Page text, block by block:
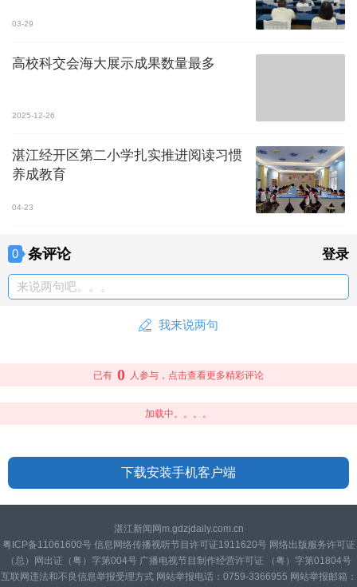
03-29
高校科交会海大展示成果数量最多
2025-12-26
湛江经开区第二小学扎实推进阅读习惯
养成教育
04-23
0 条评论 登录
来说两句吧。。。
我来说两句
已有 0 人参与，点击查看更多精彩评论
加载中。。。。
下载安装手机客户端
湛江新闻网m.gdzjdaily.com.cn
粤ICP备11061600号 信息网络传播视听节目许可证1911620号 网络出版服务许可证
（总）网出证（粤）字第004号 广播电视节目制作经营许可证 （粤）字第01804号
互联网违法和不良信息举报受理方式 网站举报电话：0759-3366955 网站举报邮箱：